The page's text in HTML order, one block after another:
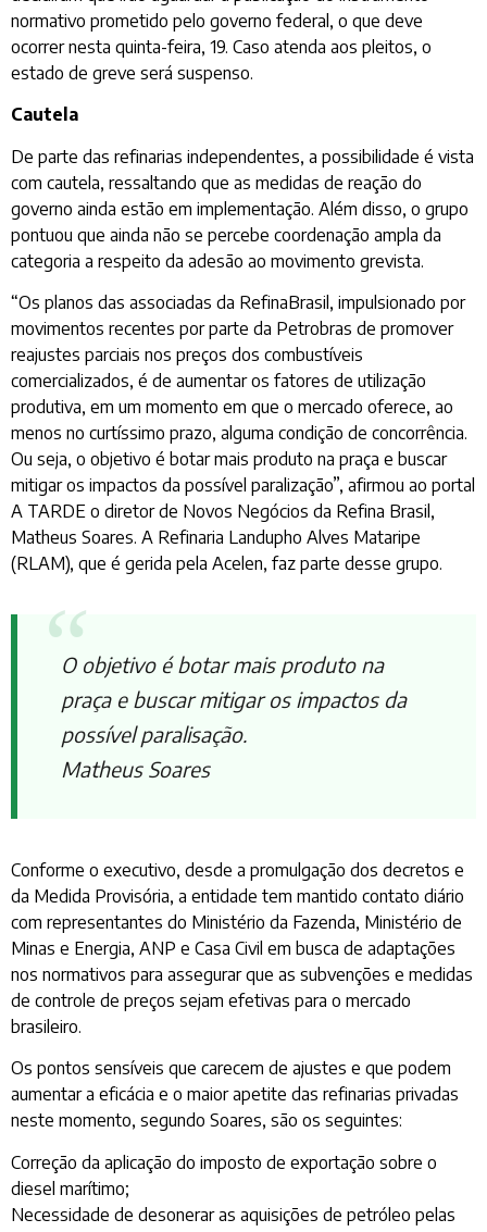
normativo prometido pelo governo federal, o que deve
ocorrer nesta quinta-feira, 19. Caso atenda aos pleitos, o
estado de greve será suspenso.
Cautela
De parte das refinarias independentes, a possibilidade é vista
com cautela, ressaltando que as medidas de reação do
governo ainda estão em implementação. Além disso, o grupo
pontuou que ainda não se percebe coordenação ampla da
categoria a respeito da adesão ao movimento grevista.
“Os planos das associadas da RefinaBrasil, impulsionado por
movimentos recentes por parte da Petrobras de promover
reajustes parciais nos preços dos combustíveis
comercializados, é de aumentar os fatores de utilização
produtiva, em um momento em que o mercado oferece, ao
menos no curtíssimo prazo, alguma condição de concorrência.
Ou seja, o objetivo é botar mais produto na praça e buscar
mitigar os impactos da possível paralização”, afirmou ao portal
A TARDE o diretor de Novos Negócios da Refina Brasil,
Matheus Soares. A Refinaria Landupho Alves Mataripe
(RLAM), que é gerida pela Acelen, faz parte desse grupo.
O objetivo é botar mais produto na
praça e buscar mitigar os impactos da
possível paralisação.
Matheus Soares
Conforme o executivo, desde a promulgação dos decretos e
da Medida Provisória, a entidade tem mantido contato diário
com representantes do Ministério da Fazenda, Ministério de
Minas e Energia, ANP e Casa Civil em busca de adaptações
nos normativos para assegurar que as subvenções e medidas
de controle de preços sejam efetivas para o mercado
brasileiro.
Os pontos sensíveis que carecem de ajustes e que podem
aumentar a eficácia e o maior apetite das refinarias privadas
neste momento, segundo Soares, são os seguintes:
Correção da aplicação do imposto de exportação sobre o
diesel marítimo;
Necessidade de desonerar as aquisições de petróleo pelas